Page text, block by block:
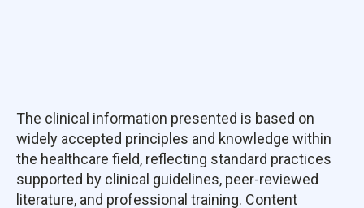
The clinical information presented is based on
widely accepted principles and knowledge within
the healthcare field, reflecting standard practices
supported by clinical guidelines, peer-reviewed
literature, and professional training. Content